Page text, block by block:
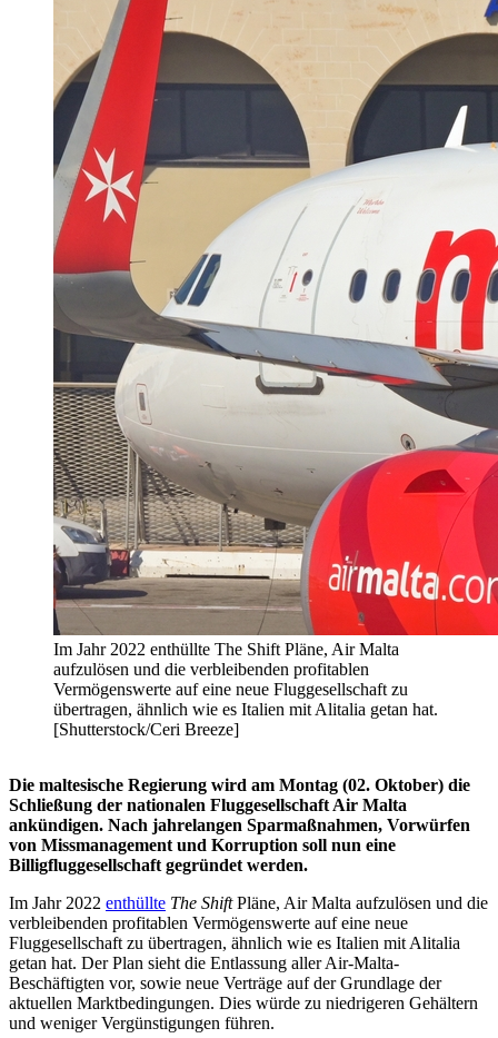
Im Jahr 2022 enthüllte The Shift Pläne, Air Malta
aufzulösen und die verbleibenden profitablen
Vermögenswerte auf eine neue Fluggesellschaft zu
übertragen, ähnlich wie es Italien mit Alitalia getan hat.
[Shutterstock/Ceri Breeze]
Die maltesische Regierung wird am Montag (02. Oktober) die
Schließung der nationalen Fluggesellschaft Air Malta
ankündigen. Nach jahrelangen Sparmaßnahmen, Vorwürfen
von Missmanagement und Korruption soll nun eine
Billigfluggesellschaft gegründet werden.
Im Jahr 2022 enthüllte The ShiftPläne, Air Malta aufzulösen und die
verbleibenden profitablen Vermögenswerte auf eine neue
Fluggesellschaft zu übertragen, ähnlich wie es Italien mit Alitalia
getan hat. Der Plan sieht die Entlassung aller Air-Malta-
Beschäftigten vor, sowie neue Verträge auf der Grundlage der
aktuellen Marktbedingungen. Dies würde zu niedrigeren Gehältern
und weniger Vergünstigungen führen.